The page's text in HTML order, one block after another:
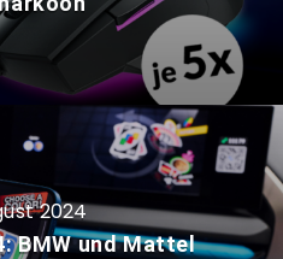
2024
BMW und Mattel